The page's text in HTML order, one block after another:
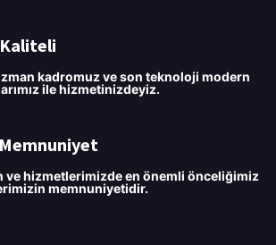
kadromuz ve son teknoloji modern
ile hizmetinizdeyiz.
ve hizmetlerimizde en önemli önceliğimiz
memnuniyetidir.